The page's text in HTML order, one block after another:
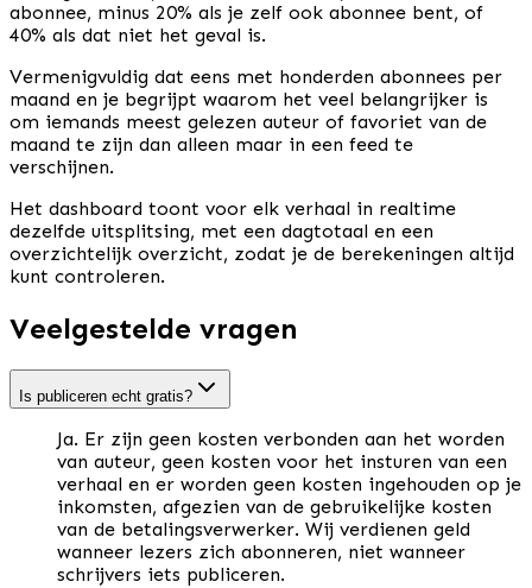
abonnee, minus 20% als je zelf ook abonnee bent, of
40% als dat niet het geval is.
Vermenigvuldig dat eens met honderden abonnees per
maand en je begrijpt waarom het veel belangrijker is
om iemands meest gelezen auteur of favoriet van de
maand te zijn dan alleen maar in een feed te
verschijnen.
Het dashboard toont voor elk verhaal in realtime
dezelfde uitsplitsing, met een dagtotaal en een
overzichtelijk overzicht, zodat je de berekeningen altijd
kunt controleren.
Veelgestelde vragen
Is publiceren echt gratis?
Ja. Er zijn geen kosten verbonden aan het worden
van auteur, geen kosten voor het insturen van een
verhaal en er worden geen kosten ingehouden op je
inkomsten, afgezien van de gebruikelijke kosten
van de betalingsverwerker. Wij verdienen geld
wanneer lezers zich abonneren, niet wanneer
schrijvers iets publiceren.